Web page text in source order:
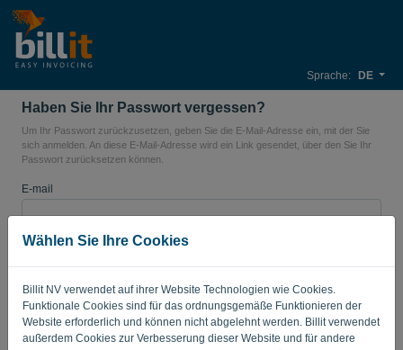
Wählen Sie Ihre Cookies
Billit NV verwendet auf ihrer Website Technologien wie Cookies.
Funktionale Cookies sind für das ordnungsgemäße Funktionieren der
Website erforderlich und können nicht abgelehnt werden. Billit verwendet
außerdem Cookies zur Verbesserung dieser Website und für andere
Sprache: DE
Haben Sie Ihr Passwort vergessen?
Um Ihr Passwort zurückzusetzen, geben Sie die E-Mail-Adresse ein, mit der Sie
sich anmelden. An diese E-Mail-Adresse wird ein Link gesendet, über den Sie Ihr
Passwort zurücksetzen können.
E-mail
LINK SENDEN
Zurück zum Login
Privacy Policy Terms of Service